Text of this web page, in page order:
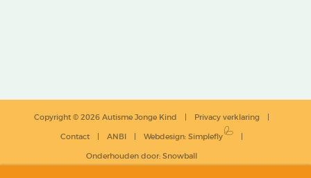
Copyright © 2026 Autisme Jonge Kind Privacy verklaring
Contact ANBI Webdesign: Simplefly
Onderhouden door: Snowball